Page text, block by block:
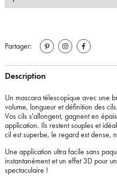
Partager:
Description
Un mascara télescopique avec une
volume, longueur et définition des cils.
Vos cils s'allongent, gagnent en
application. Ils restent souples et
cil est superbe, le regard est dense,
Une application ultra facile sans
instantanément et un effet 3D pour
spectaculaire !